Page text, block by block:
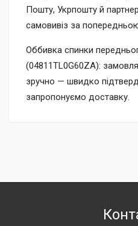
Пошту, Укрпошту й
самовивіз за
Оббивка спинки
(04811TL0G60ZA):
зручно — швидко
запропонуємо доставку.